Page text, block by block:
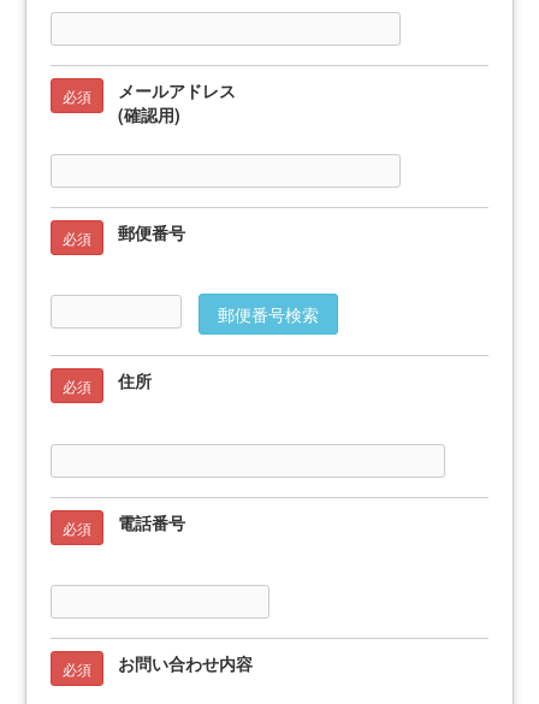
必須
メールアドレス
(確認用)
必須 郵便番号
郵便番号検索
必須 住所
必須 電話番号
必須 お問い合わせ内容